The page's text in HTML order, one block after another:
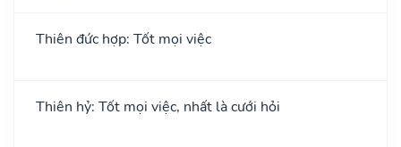
Thiên đức hợp: Tốt mọi việc
Thiên hỷ: Tốt mọi việc, nhất là cưới hỏi